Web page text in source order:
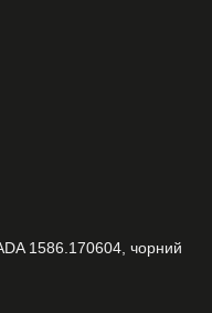
1586.170604, чорний